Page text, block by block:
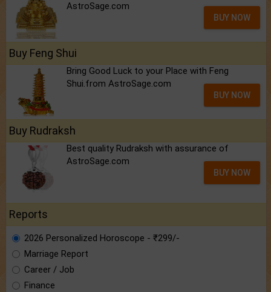
AstroSage.com
BUY NOW
Buy Feng Shui
Bring Good Luck to your Place with Feng
Shui.from AstroSage.com
BUY NOW
Buy Rudraksh
Best quality Rudraksh with assurance of
AstroSage.com
BUY NOW
Reports
2026 Personalized Horoscope - ₹299/-
Marriage Report
Career / Job
Finance